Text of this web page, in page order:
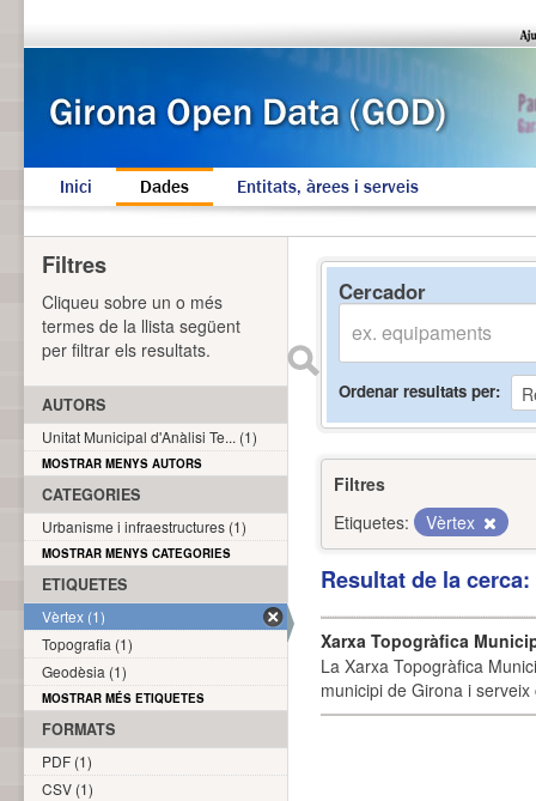
Inici Dades Entitats, àrees i serveis
Cercador
Ordenar resultats per
Filtres
Etiquetes:
Vèrtex
Resultat de la
Xarxa Topogràfica
La Xarxa Topogràfica
municipi de Girona i
Filtres
Cliqueu sobre un o més
termes de la llista següent
per filtrar els resultats.
AUTORS
Unitat Municipal d'Anàlisi Te... (1)
MOSTRAR MENYS AUTORS
CATEGORIES
Urbanisme i infraestructures (1)
MOSTRAR MENYS CATEGORIES
ETIQUETES
Vèrtex (1)
Topografia (1)
Geodèsia (1)
MOSTRAR MÉS ETIQUETES
FORMATS
PDF (1)
CSV (1)